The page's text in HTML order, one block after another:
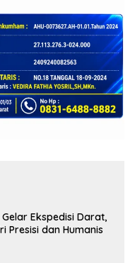
Ekspedisi Darat,
Presisi dan Humanis